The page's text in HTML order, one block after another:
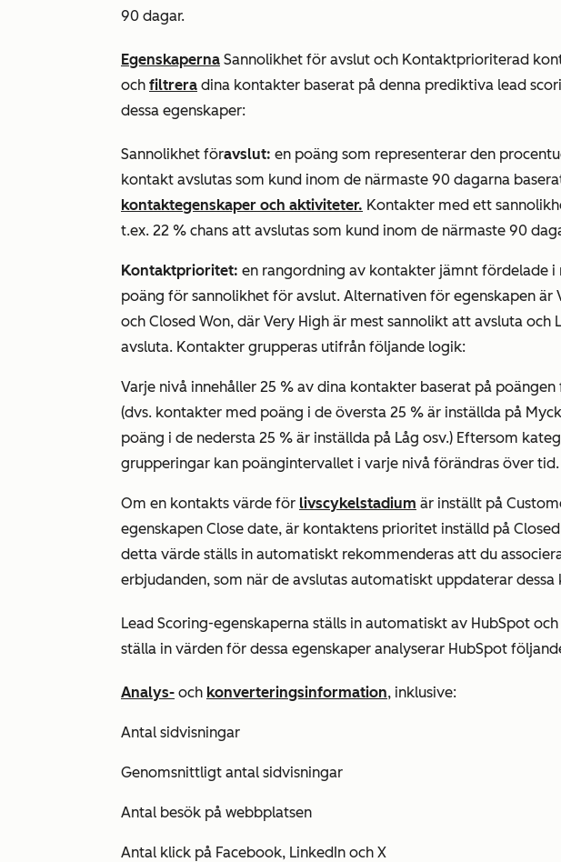
90 dagar.
Egenskaperna Sannolikhet för avslut och Kontaktprioriterad
och filtrera dina kontakter baserat på denna prediktiva lead
dessa egenskaper:
Sannolikhet föravslut: en poäng som representerar den
kontakt avslutas som kund inom de närmaste 90 dagarna
kontaktegenskaper och aktiviteter. Kontakter med ett
t.ex. 22 % chans att avslutas som kund inom de närmaste 90
Kontaktprioritet: en rangordning av kontakter jämnt fördelade i
poäng för sannolikhet för avslut. Alternativen för egenskapen är
och Closed Won, där Very High är mest sannolikt att avsluta och
avsluta. Kontakter grupperas utifrån följande logik:
Varje nivå innehåller 25 % av dina kontakter baserat på poängen
(dvs. kontakter med poäng i de översta 25 % är inställda på
poäng i de nedersta 25 % är inställda på Låg osv.) Eftersom
grupperingar kan poängintervallet i varje nivå förändras över tid.
Om en kontakts värde för livscykelstadium är inställt på
egenskapen Close date, är kontaktens prioritet inställd på
detta värde ställs in automatiskt rekommenderas att du
erbjudanden, som när de avslutas automatiskt uppdaterar dessa
Lead Scoring-egenskaperna ställs in automatiskt av HubSpot och
ställa in värden för dessa egenskaper analyserar HubSpot
Analys- och konverteringsinformation, inklusive:
Antal sidvisningar
Genomsnittligt antal sidvisningar
Antal besök på webbplatsen
Antal klick på Facebook, LinkedIn och X